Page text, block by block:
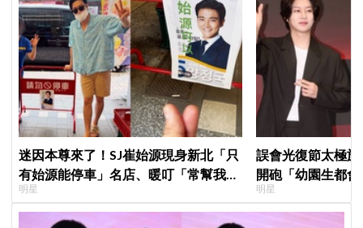
迷因本尊來了！SJ崔始源現身新北「只
有始源能停車」名店、暖叮「常幫我換
照片」，店家尖叫合照網笑翻：這輩子
不能脫粉了
明星
誤會光復節太極
開砲「幼園生都
歉：是我蠢
明星